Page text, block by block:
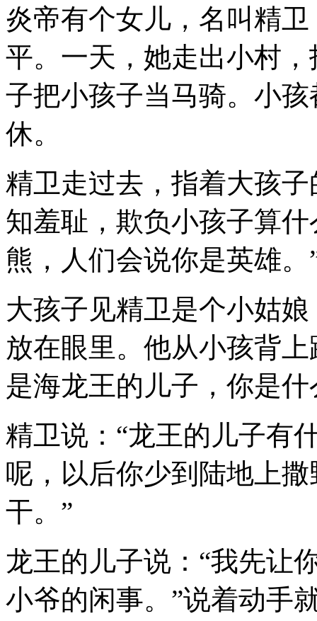
炎帝有个女儿，名叫精
平。一天，她走出小村
子把小孩子当马骑。小
休。
精卫走过去，指着大孩
知羞耻，欺负小孩子算
熊，人们会说你是英雄。
大孩子见精卫是个小姑
放在眼里。他从小孩背
是海龙王的儿子，你是
精卫说：“龙王的儿子有
呢，以后你少到陆地上
干。”
龙王的儿子说：“我先让
小爷的闲事。”说着动手